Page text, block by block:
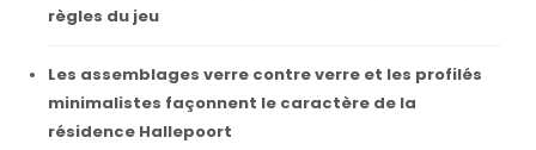
règles du jeu
Les assemblages verre contre verre et les profilés
minimalistes façonnent le caractère de la
résidence Hallepoort